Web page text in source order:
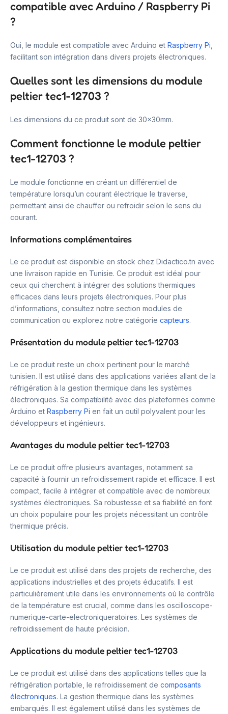
compatible avec Arduino / Raspberry Pi
?
Oui, le module est compatible avec Arduino et Raspberry Pi
facilitant son intégration dans divers projets électroniques.
Quelles sont les dimensions du module
peltier tec1-12703 ?
Les dimensions du ce produit sont de 30x30mm.
Comment fonctionne le module peltier
tec1-12703 ?
Le module fonctionne en créant un différentiel de
température lorsqu’un courant électrique le traverse,
permettant ainsi de chauffer ou refroidir selon le sens du
courant.
Informations complémentaires
Le ce produit est disponible en stock chez Didactico.tn avec
une livraison rapide en Tunisie. Ce produit est idéal pour
ceux qui cherchent à intégrer des solutions thermiques
efficaces dans leurs projets électroniques. Pour plus
d’informations, consultez notre section modules de
communication ou explorez notre catégorie capteurs.
Présentation du module peltier tec1-12703
Le ce produit reste un choix pertinent pour le marché
tunisien. Il est utilisé dans des applications variées allant de la
réfrigération à la gestion thermique dans les systèmes
électroniques. Sa compatibilité avec des plateformes comme
Arduino et Raspberry Pi en fait un outil polyvalent pour les
développeurs et ingénieurs.
Avantages du module peltier tec1-12703
Le ce produit offre plusieurs avantages, notamment sa
capacité à fournir un refroidissement rapide et efficace. Il est
compact, facile à intégrer et compatible avec de nombreux
systèmes électroniques. Sa robustesse et sa fiabilité en font
un choix populaire pour les projets nécessitant un contrôle
thermique précis.
Utilisation du module peltier tec1-12703
Le ce produit est utilisé dans des projets de recherche, des
applications industrielles et des projets éducatifs. Il est
particulièrement utile dans les environnements où le contrôle
de la température est crucial, comme dans les oscilloscope-
numerique-carte-electroniqueratoires. Les systèmes de
refroidissement de haute précision.
Applications du module peltier tec1-12703
Le ce produit est utilisé dans des applications telles que la
réfrigération portable, le refroidissement de composants
électroniques. La gestion thermique dans les systèmes
embarqués. Il est également utilisé dans les systèmes de